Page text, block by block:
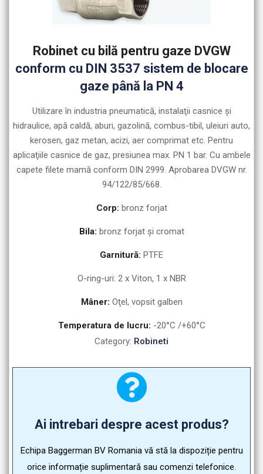
Robinet cu bilă pentru gaze DVGW
conform cu DIN 3537 sistem de blocare
gaze până la PN 4
Utilizare în industria pneumatică, instalaţii casnice şi
hidraulice, apă caldă, aburi, gazolină, combus-tibil, uleiuri auto,
kerosen, gaz metan, acizi, aer comprimat etc. Pentru
aplicaţiile casnice de gaz, presiunea max. PN 1 bar. Cu ambele
capete filete mamă conform DIN 2999. Aprobarea DVGW nr.
94/122/85/668.
Corp: bronz forjat
Bila: bronz forjat şi cromat
Garnitură: PTFE
O-ring-uri: 2 x Viton, 1 x NBR
Mâner: Oţel, vopsit galben
Temperatura de lucru: -20°C /+60°C
Category: Robineti
Ai intrebari despre acest produs?
Echipa Baggerman BV Romania vă stă la dispoziție pentru
orice informație suplimentară sau comenzi telefonice.